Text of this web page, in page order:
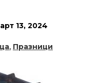
13, 2024
, Празници